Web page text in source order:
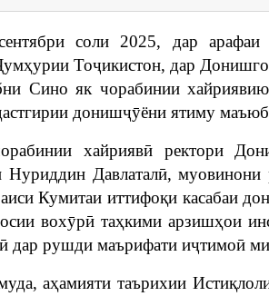
соли 2025, дар арафаи
Тоҷикистон, дар
Сино як чорабинии
донишҷӯёни ятиму
хайриявӣ ректори
Давлаталӣ, муовинони
Кумитаи иттифоқи касабаи
вохӯрӣ таҳкими арзишҳои
дар рушди маърифати иҷтимоӣ
аҳамияти таърихии